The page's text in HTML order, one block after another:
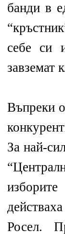
банди в
себе си
завземат
Въпреки
За най-
Росел.